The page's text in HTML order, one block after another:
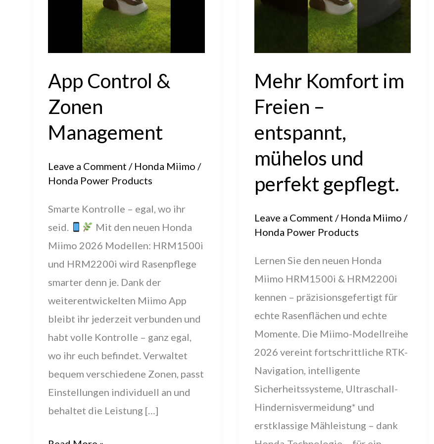
App Control &
Zonen
Management
Leave a Comment / Honda Miimo /
Honda Power Products
Smarte Kontrolle – egal, wo ihr
seid.
Mit den neuen Honda
Miimo 2026 Modellen: HRM1500i
und HRM2200i wird Rasenpflege
smarter denn je. Dank der
weiterentwickelten Miimo App
bleibt ihr jederzeit verbunden und
habt volle Kontrolle – ganz egal,
wo ihr euch befindet. Verwaltet
bequem verschiedene Zonen, passt
Einstellungen individuell an und
behaltet die Leistung […]
Mehr Komfort im
Freien –
entspannt,
mühelos und
perfekt gepflegt.
Leave a Comment / Honda Miimo /
Honda Power Products
Lernen Sie den neuen Honda
Miimo HRM1500i & HRM2200i
kennen – präzisionsgefertigt für
echte Rasenflächen und echte
Momente. Die Miimo-Modellreihe
2026 vereint fortschrittliche RTK-
Navigation, intelligente
Sicherheitssysteme, Ultraschall-
Hindernisvermeidung* und
erstklassige Mähleistung – dank